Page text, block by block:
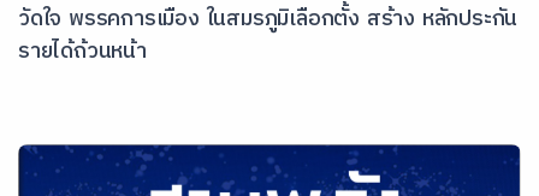
วัดใจ พรรคการเมือง ในสมรภูมิเลือกตั้ง สร้าง หลักประกัน
รายได้ถ้วนหน้า